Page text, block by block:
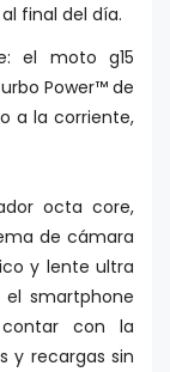
final del día.
el moto g15
Power™ de
a la corriente,
octa core,
de cámara
y lente ultra
smartphone
con la
y recargas sin